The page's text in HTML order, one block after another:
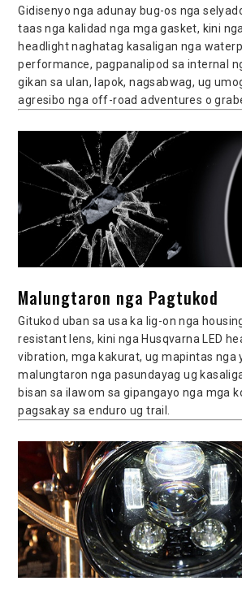
Gidisenyo nga adunay bug-os nga
taas nga kalidad nga mga gasket, kini
headlight naghatag kasaligan nga
performance, pagpanalipod sa internal
gikan sa ulan, lapok, nagsabwag, ug
agresibo nga off-road adventures o
Malungtaron nga Pagtukod
Gitukod uban sa usa ka lig-on nga
resistant lens, kini nga Husqvarna LED
vibration, mga kakurat, ug mapintas nga
malungtaron nga pasundayag ug
bisan sa ilawom sa gipangayo nga mga
pagsakay sa enduro ug trail.